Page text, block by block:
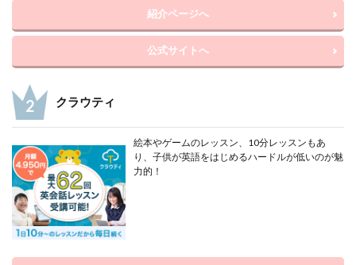
紹介ページへ
公式サイトへ
クラウティ
絵本やゲームのレッスン、10分レッスンもあ
り、子供が英語をはじめるハードルが低いのが魅
力的！